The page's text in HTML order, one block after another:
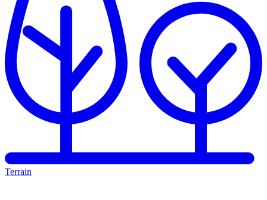
Terrain